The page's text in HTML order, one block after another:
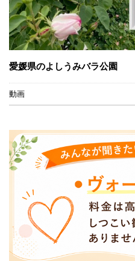
愛媛県のよしうみバラ公園
動画